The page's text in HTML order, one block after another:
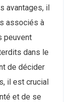
avantages, il
associés à
peuvent
dans le
de décider
il est crucial
et de se